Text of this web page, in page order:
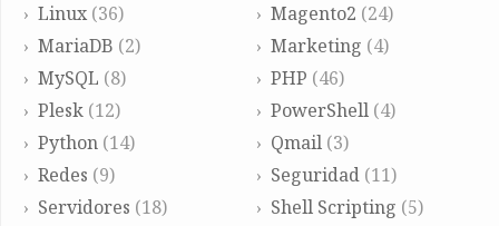
Linux (36) Magento2 (24)
MariaDB (2) Marketing (4)
MySQL (8) PHP (46)
Plesk (12) PowerShell(4)
Python (14) Qmail(3)
Redes (9) Seguridad(11)
Servidores (18) Shell Scripting (5)